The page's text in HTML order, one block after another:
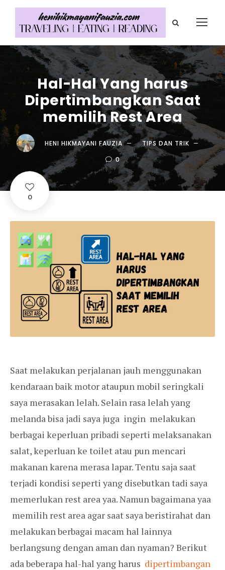
Hal-Hal Yang harus
Dipertimbangkan Saat
memilih Rest Area
HENI HIKMAYANI FAUZIA
TIPS DAN TRIK
0
0
Saat melakukan perjalanan jauh menggunakan
kendaraan baik motor ataupun mobil seringkali
saya merasakan lelah. Selain rasa lelah yang
melanda bisa jadi saya juga ingin melakukan
berbagai keperluan pribadi seperti melaksanakan
salat, keperluan ke toilet atau pun mencari
makanan karena merasa lapar. Tentu saja saat
terjadi kondisi seperti yang disebutkan tadi saya
memerlukan rest area yaa. Namun bagaimana yaa
memilih rest area agar saat saya beristirahat dan
melakukan berbagai macam hal lainnya
berlangsung dengan aman dan nyaman? Berikut
ada beberapa hal-hal yang harus dipertimbangan